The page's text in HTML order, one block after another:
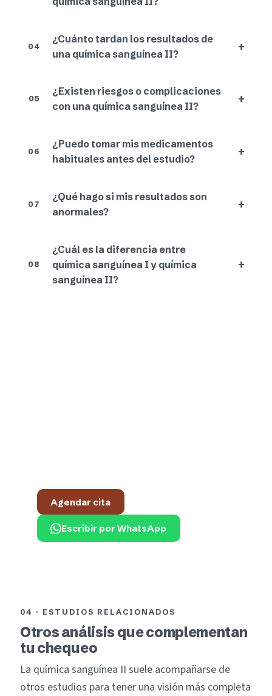
04
¿Cuánto tardan los resultados de
una química sanguínea II?
+
05
¿Existen riesgos o complicaciones
con una química sanguínea II?
+
06
¿Puedo tomar mis medicamentos
habituales antes del estudio?
+
07
¿Qué hago si mis resultados son
anormales?
+
08
¿Cuál es la diferencia entre
química sanguínea I y química
sanguínea II?
+
Agendar cita
Escribir por WhatsApp
04 · ESTUDIOS RELACIONADOS
Otros análisis que complementan
tu chequeo
La química sanguínea II suele acompañarse de
otros estudios para tener una visión más completa